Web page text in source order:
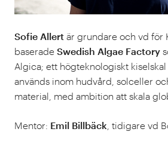
Sofie Allert är grundare och vd för
baserade Swedish Algae Factory
Algica; ett högteknologiskt
används inom hudvård, solceller
material, med ambition att skala
Mentor: Emil Billbäck , tidigare vd